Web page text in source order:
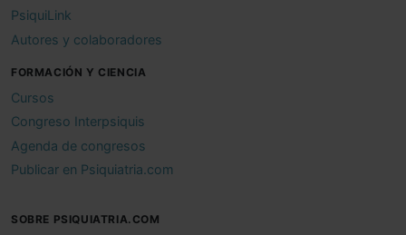
PsiquiLink
Autores y colaboradores
FORMACIÓN Y CIENCIA
Cursos
Congreso Interpsiquis
Agenda de congresos
Publicar en Psiquiatria.com
SOBRE PSIQUIATRIA.COM